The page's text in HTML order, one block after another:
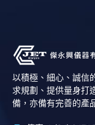
以積極、細心、誠信
求規劃、提供量身打
備，亦備有完善的產